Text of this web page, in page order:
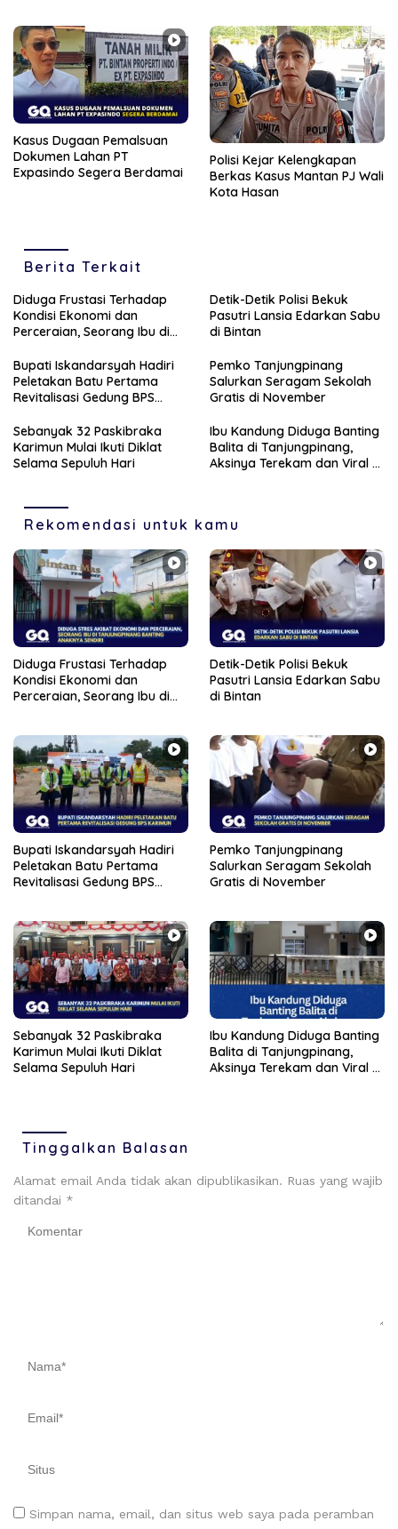
Kasus Dugaan Pemalsuan
Dokumen Lahan PT
Expasindo Segera Berdamai
Polisi Kejar Kelengkapan
Berkas Kasus Mantan PJ Wali
Kota Hasan
Berita Terkait
Diduga Frustasi Terhadap
Kondisi Ekonomi dan
Perceraian, Seorang Ibu di
Anaknya Sendiri
Detik-Detik Polisi Bekuk
Pasutri Lansia Edarkan Sabu
di Bintan
Bupati Iskandarsyah Hadiri
Peletakan Batu Pertama
Revitalisasi Gedung BPS
Pemko Tanjungpinang
Salurkan Seragam Sekolah
Gratis di November
Sebanyak 32 Paskibraka
Karimun Mulai Ikuti Diklat
Selama Sepuluh Hari
Ibu Kandung Diduga Banting
Balita di Tanjungpinang,
Aksinya Terekam dan Viral di
Rekomendasi untuk kamu
Diduga Frustasi Terhadap
Kondisi Ekonomi dan
Perceraian, Seorang Ibu di
Detik-Detik Polisi Bekuk
Pasutri Lansia Edarkan Sabu
di Bintan
Bupati Iskandarsyah Hadiri
Peletakan Batu Pertama
Revitalisasi Gedung BPS
Pemko Tanjungpinang
Salurkan Seragam Sekolah
Gratis di November
Sebanyak 32 Paskibraka
Karimun Mulai Ikuti Diklat
Selama Sepuluh Hari
Ibu Kandung Diduga Banting
Balita di Tanjungpinang,
Aksinya Terekam dan Viral di
Tinggalkan Balasan
Alamat email Anda tidak akan dipublikasikan. Ruas yang wajib
ditandai *
Simpan nama, email, dan situs web saya pada peramban